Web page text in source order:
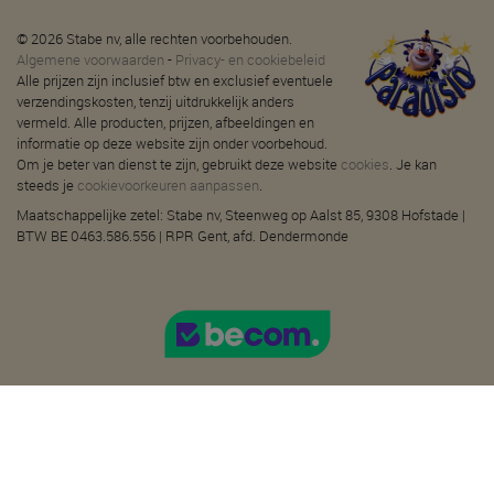
© 2026 Stabe nv, alle rechten voorbehouden.
Algemene voorwaarden - Privacy- en cookiebeleid
Alle prijzen zijn inclusief btw en exclusief eventuele
verzendingskosten, tenzij uitdrukkelijk anders
vermeld. Alle producten, prijzen, afbeeldingen en
informatie op deze website zijn onder voorbehoud.
Om je beter van dienst te zijn, gebruikt deze website cookies. Je kan
steeds je cookievoorkeuren aanpassen.
Maatschappelijke zetel: Stabe nv, Steenweg op Aalst 85, 9308 Hofstade |
BTW BE 0463.586.556 | RPR Gent, afd. Dendermonde